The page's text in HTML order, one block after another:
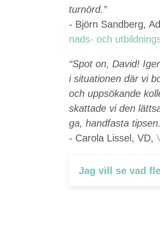
turnörd.”
- Björn Sand­berg,
nads- och
“Spot on, David!
i sit­u­a­tio­nen där vi
och upp­sökande
skat­tade vi den
ga, hand­fas­ta
- Car­o­la Lis­sel, VD,
Jag vill se vad